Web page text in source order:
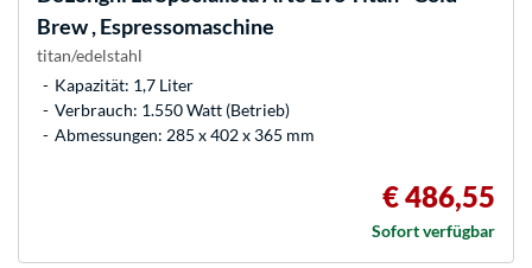
Brew , Espressomaschine
titan/edelstahl
Kapazität: 1,7 Liter
Verbrauch: 1.550 Watt (Betrieb)
Abmessungen: 285 x 402 x 365 mm
€ 486,55
Sofort verfügbar